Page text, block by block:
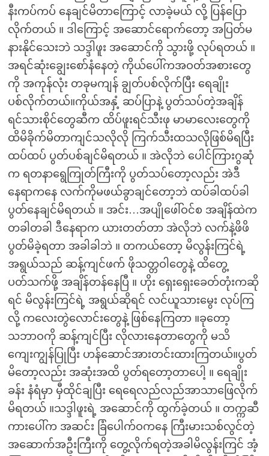
နီးကပ်ကပ် နေချင်မိတာကြောင့် လာခဲ့မယ် လို့ ပြန်ပြော
လိုက်တယ် ။ ဒါကြောင့် အဆောင်ရောက်တော့ အပြတ်မ
နားနိုင်သေးဘဲ သဒ္ဒါဖူး အဆောင်ကို သွားဖို့ လုပ်ရတယ် ။
အရင်ဆုံးချွေးစော်နံနေတဲ့ ကိုယ်ပေါ်ကအဝတ်အစားတွေ
ကို အကုန်လုံး တခုမကျန် ချွတ်ပစ်လိုက်ပြီး ရေချိုး
ပစ်လိုက်တယ်။ကိုယ်အနှံ့ ဆပ်ပြာနဲ့ ပွတ်သပ်တဲ့အချိန်
ရင်သားစိုင်တွေဆီက ထိပ်ဖူးရင်သီးဖု မာမာလေးတွေကို
ထိမိခိုက်မိတာကျင်သလိုလို ကြက်သီးထသလိုဖြစ်မိရပြီး
ထပ်ထပ် ပွတ်ပစ်ချင်မိရတယ် ။ အဲလိုဘဲ ပေါင်ကြားဂွဆုံ
က ရတနာရွေကြုတ်ကြီးကို ပွတ်သပ်တော့လည်း အဲဒီ
နေရာကနေ လက်ကိုမဖယ်ခွာချင်တော့ဘဲ ထပ်ခါထပ်ခါ
ပွတ်နေချင်မိရတယ် ။ အင်း…အပျိုဖေါ်ဝင်စ အချိန်ထဲက
တခါတခါ ဒီနေရာက ယားတတ်တာ အဲလိုဘဲ လက်နဲ့ဖိဖိ
ပွတ်မိခဲ့ရတာ အခါခါဘဲ ။ တကယ်တော့ မိလွန်းကြင်ရဲ့
အရွယ်သည် ဆန့်ကျင်ဖက် ဖိုသတ္တဝါတွေနဲ့ ထိတွေ့
ပတ်သက်ဖို့ အချိန်တန်နေပြီ ။ ဟိုး ရှေးရှေးခေတ်တုံးကဆို
ရင် မိလွန်းကြင်ရဲ့ အရွယ်ဆိုရင် လင်ယူသားမွေး လုပ်ကြ
လို့ ကလေးတွဲလောင်းတွေနဲ့ ဖြစ်နေကြတာ ။ခုတော့
သဘာဝကို ဆန့်ကျင်ပြီး လိုလားနေတာတွေကို မသိ
ကျေးကျွန်ပြုပြီး ဟန်ဆောင်အားတင်းထားကြတယ်။ပွတ်
မိတော့လည်း အဆုံးအထိ ပွတ်ရတော့တာပေါ့ ။ ရေချိုး
ခန်း နံရံမှာ မှီထိုင်ချပြီး ရေရေလည်လည်အာသာဖြေလိုက်
မိရတယ် ။သဒ္ဒါဖူးရဲ့ အဆောင်ကို ထွက်ခဲ့တယ် ။ တက္ကဆီ
ကားပေါ်က အဆင်း ခြံပေါက်ဝကနေ ကြီးမားသစ်လွင်တဲ့
အဆောက်အဦးကြီးကို တွေ့လိုက်ရတဲ့အခါမိလွန်းကြင် အံ့